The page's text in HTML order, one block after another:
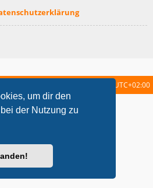
um dir den
der Nutzung zu
UTC+02:00
Updated for phpBB3.2 by
® Forum Software © phpBB Limited
durch